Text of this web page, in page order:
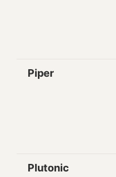
Piper
Plutonic